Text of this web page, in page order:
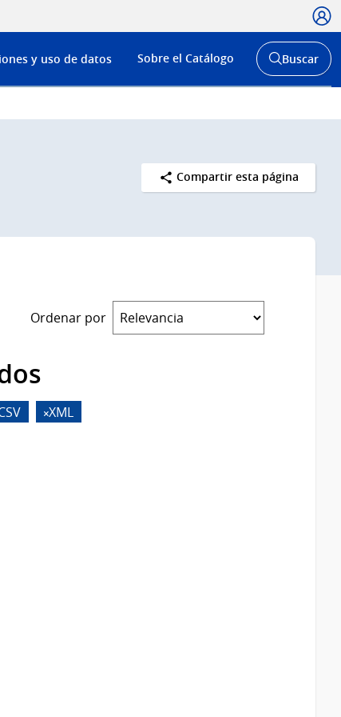
Menú
de
y uso de datos Sobre el Catálogo
Abrir
buscador
Buscar
Compartir esta página
Ordenar por
XML